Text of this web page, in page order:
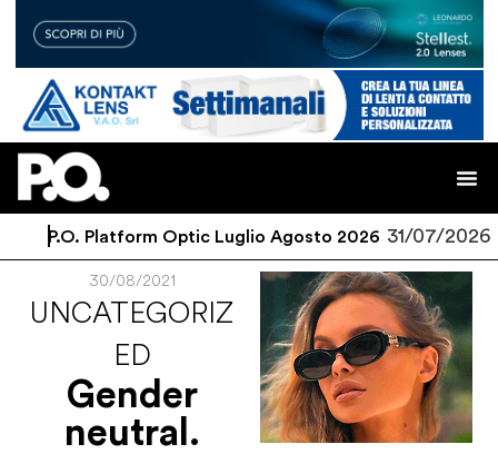
P.O. Platform Optic Luglio Agosto 2026 31/07/2026
30/08/2021
UNCATEGORIZ
ED
Gender
neutral.